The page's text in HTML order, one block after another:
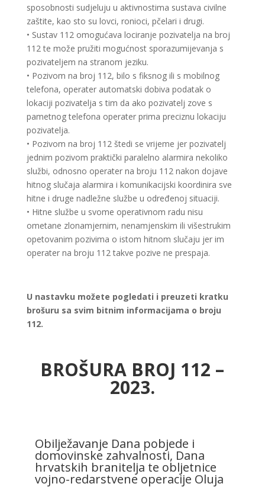
sposobnosti sudjeluju u aktivnostima sustava civilne
zaštite, kao sto su lovci, ronioci, pčelari i drugi.
• Sustav 112 omogućava lociranje pozivatelja na broj
112 te može pružiti mogućnost sporazumijevanja s
pozivateljem na stranom jeziku.
• Pozivom na broj 112, bilo s fiksnog ili s mobilnog
telefona, operater automatski dobiva podatak o
lokaciji pozivatelja s tim da ako pozivatelj zove s
pametnog telefona operater prima preciznu lokaciju
pozivatelja.
• Pozivom na broj 112 štedi se vrijeme jer pozivatelj
jednim pozivom praktički paralelno alarmira nekoliko
službi, odnosno operater na broju 112 nakon dojave
hitnog slučaja alarmira i komunikacijski koordinira sve
hitne i druge nadležne službe u određenoj situaciji.
• Hitne službe u svome operativnom radu nisu
ometane zlonamjernim, nenamjenskim ili višestrukim
opetovanim pozivima o istom hitnom slučaju jer im
operater na broju 112 takve pozive ne prespaja.
U nastavku možete pogledati i preuzeti kratku
brošuru sa svim bitnim informacijama o broju
112.
BROŠURA BROJ 112 –
2023.
Obilježavanje Dana pobjede i
domovinske zahvalnosti, Dana
hrvatskih branitelja te obljetnice
vojno-redarstvene operacije Oluja